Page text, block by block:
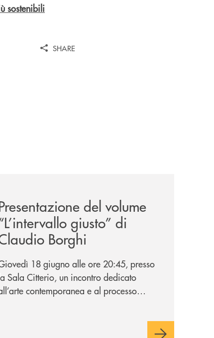
sostenibili
SHARE
del volume
giusto” di
Borghi
18 giugno alle ore 20:45, presso
Sala Citterio, un incontro dedicato
contemporanea e al processo